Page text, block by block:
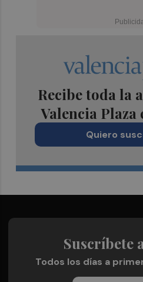
Recibe toda la
Valencia
Quiero
Suscríbete
Todos los días a